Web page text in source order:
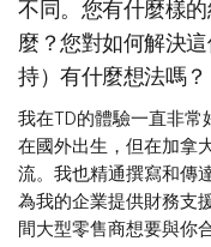
不同。您有什麼樣
麼？您對如何解決
持）有什麼想法嗎？
我在TD的體驗一直非常
在國外出生，但在加拿
流。我也精通撰寫和傳
為我的企業提供財務支
間大型零售商想要與你